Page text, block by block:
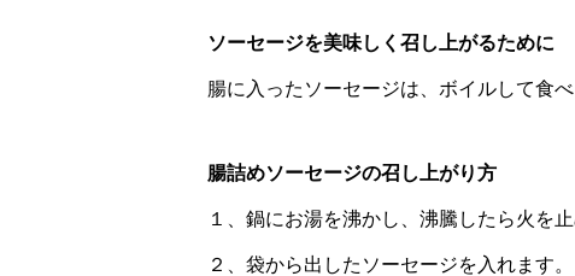
ソーセージを美味しく召し上がるために
腸に入ったソーセージは、ボイルして食
腸詰めソーセージの召し上がり方
１、鍋にお湯を沸かし、沸騰したら火を止
２、袋から出したソーセージを入れます。